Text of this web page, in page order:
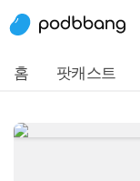
홈 팟캐스트